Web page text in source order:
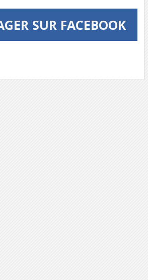
SUR FACEBOOK